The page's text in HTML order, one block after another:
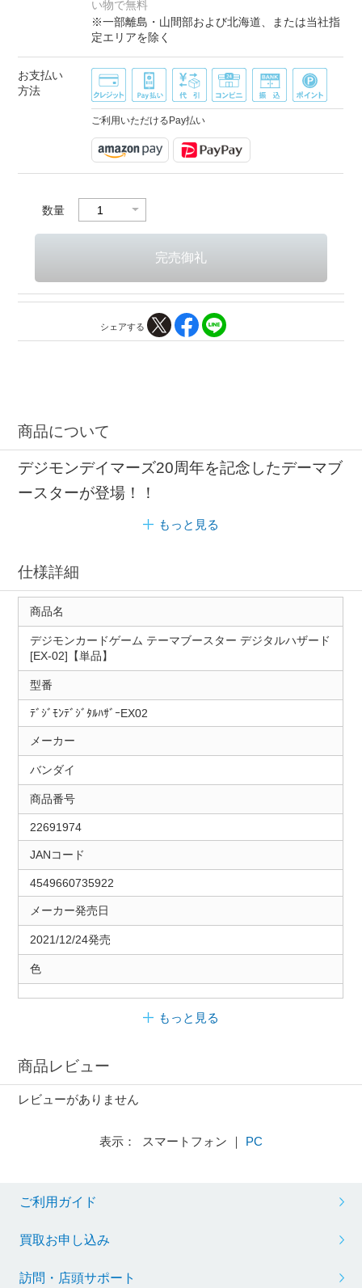
い物で無料
※一部離島・山間部および北海道、または当社指
定エリアを除く
お支払い
方法
ご利用いただけるPay払い
数量
シェアする
商品について
デジモンデイマーズ20周年を記念したデーマブ
ースターが登場！！
もっと見る
仕様詳細
商品名
デジモンカードゲーム テーマブースター デジタルハザード
[EX-02]【単品】
型番
ﾃﾞｼﾞﾓﾝﾃﾞｼﾞﾀﾙﾊｻﾞｰEX02
メーカー
バンダイ
商品番号
22691974
JANコード
4549660735922
メーカー発売日
2021/12/24発売
色
もっと見る
商品レビュー
レビューがありません
表示： スマートフォン ｜ PC
ご利用ガイド
買取お申し込み
訪問・店頭サポート